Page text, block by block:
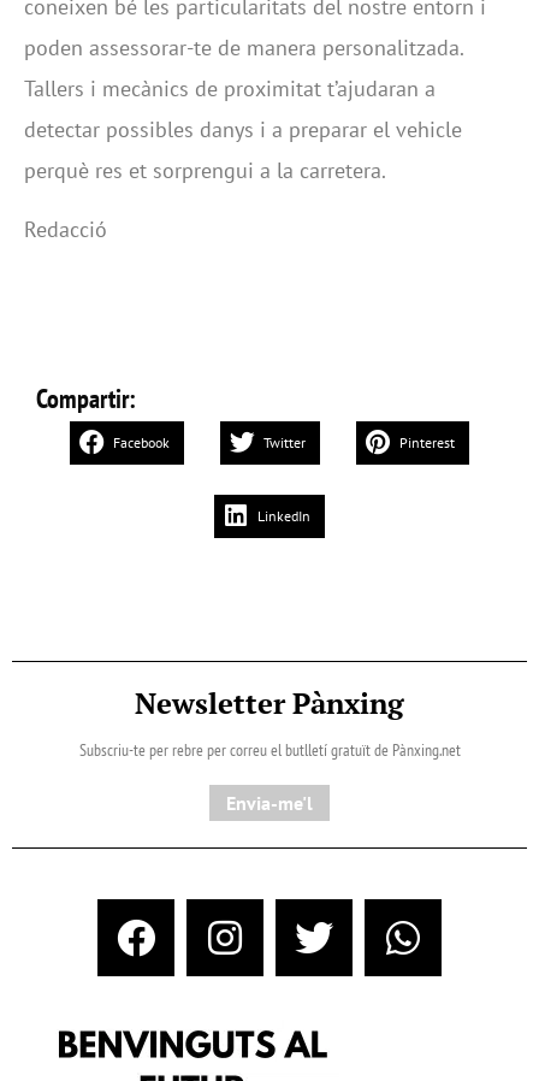
coneixen bé les particularitats del nostre entorn i
poden assessorar-te de manera personalitzada.
Tallers i mecànics de proximitat t’ajudaran a
detectar possibles danys i a preparar el vehicle
perquè res et sorprengui a la carretera.
Redacció
Compartir:
Facebook Twitter Pinterest
LinkedIn
Newsletter Pànxing
Subscriu-te per rebre per correu el butlletí gratuït de Pànxing.net​
Envia-me'l